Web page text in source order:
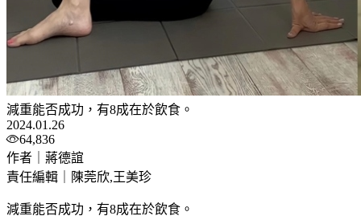
減重能否成功，有8成在於飲食。
2024.01.26
64,836
作者｜蔣德誼
責任編輯｜陳莞欣,王美珍
減重能否成功，有8成在於飲食。